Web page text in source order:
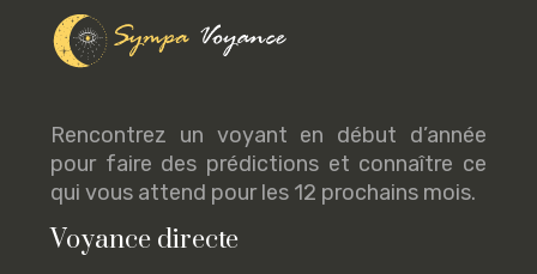
Rencontrez un voyant en début d’année
pour faire des prédictions et connaître ce
qui vous attend pour les 12 prochains mois.
Voyance directe